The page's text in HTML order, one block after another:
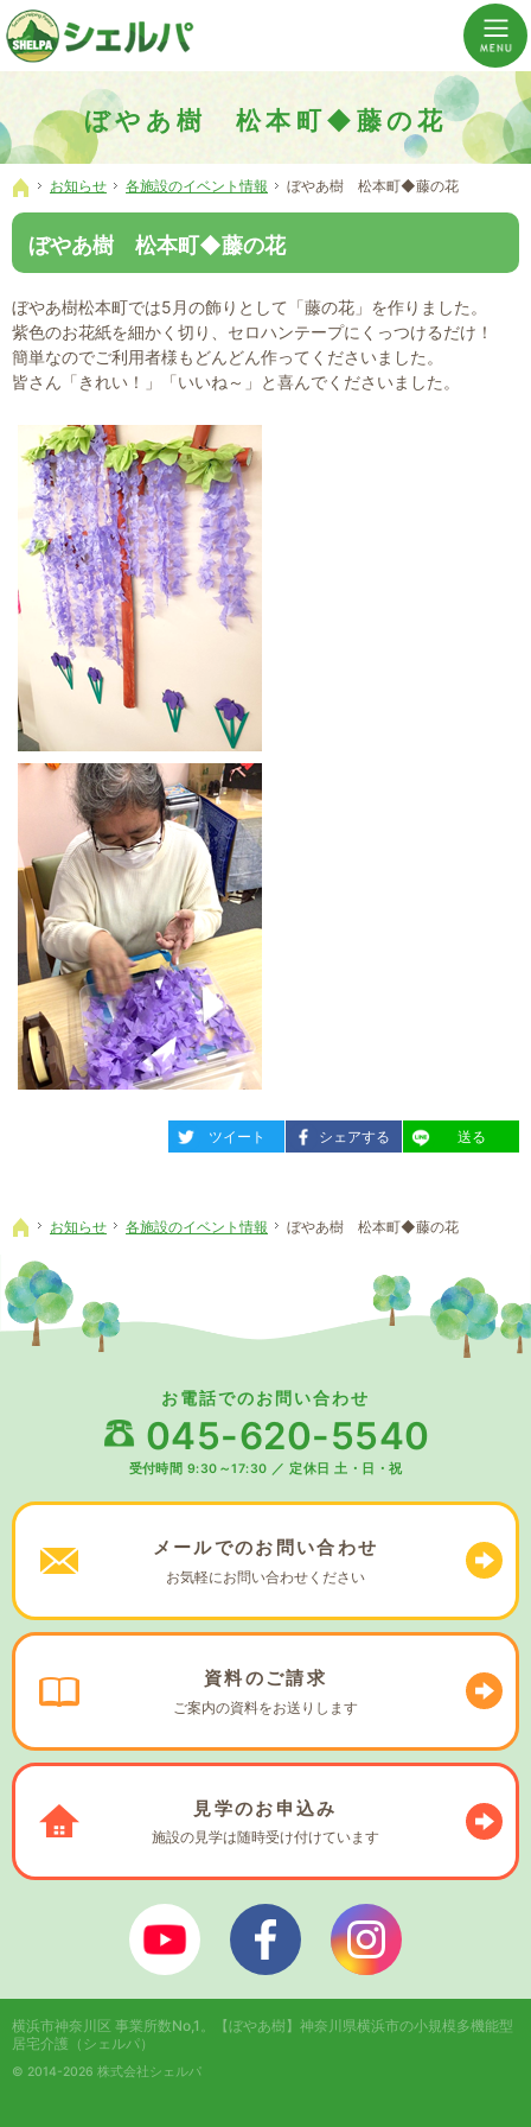
ぼやあ樹 松本町◆藤の花
介護の「通い・泊まり・訪問」から必要なものだけをご提供。介護のことならシェルパへ。
横浜市神奈川区 事業所数No,1の小規模多機能型居宅介護ぼやあ樹
ホーム
お知らせ 各施設のイベント情報 ぼやあ樹 松本町◆藤の花
ぼやあ樹 松本町◆藤の花
ぼやあ樹松本町では5月の飾りとして「藤の花」を作りました。
紫色のお花紙を細かく切り、セロハンテープにくっつけるだけ！
簡単なのでご利用者様もどんどん作ってくださいました。
皆さん「きれい！」「いいね～」と喜んでくださいました。
entry1754
ツイート entry1754
シェアする entry1754
送る
ホーム
お知らせ 各施設のイベント情報 ぼやあ樹 松本町◆藤の花
お電話でのお問い合わせ
045-620-5540
受付時間 9:30～17:30 ／ 定休日 土・日・祝
メールでのお問い合わせ
お気軽にお問い合わせください
資料のご請求
ご案内の資料をお送りします
見学のお申込み
施設の見学は随時受け付けています
ぼやあ樹Youtube シェルパフェイスブック
© 2014-2026 株式会社シェルパ
横浜市神奈川区 事業所数No,1。
【ぼやあ樹】神奈川県横浜市の小規模多機能型
居宅介護（シェルパ）